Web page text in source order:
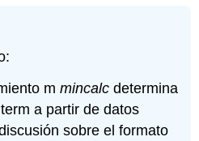
mmincalc determina
a partir de datos
sobre el formato